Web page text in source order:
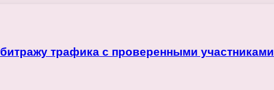
трафика с проверенными участниками